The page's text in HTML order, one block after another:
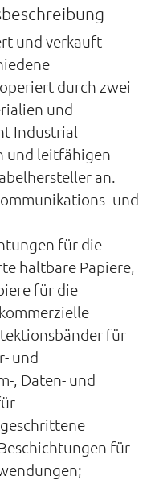
und verkauft
durch zwei
und
Industrial
und leitfähigen
an.
und
für die
haltbare Papiere,
für die
für
und
, Daten- und
für